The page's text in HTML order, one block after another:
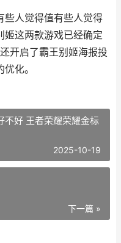
些人觉得值有些人觉得
姬这两款游戏已经确定
开启了霸王别姬海报投
化。
不好 王者荣耀荣耀金标
2025-10-19
下一篇 »